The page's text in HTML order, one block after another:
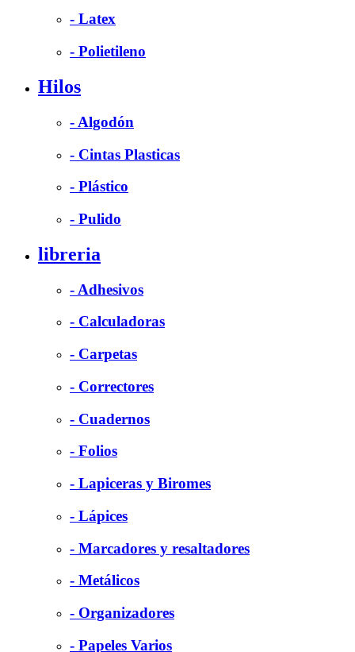
- Latex
- Polietileno
Hilos
- Algodón
- Cintas Plasticas
- Plástico
- Pulido
libreria
- Adhesivos
- Calculadoras
- Carpetas
- Correctores
- Cuadernos
- Folios
- Lapiceras y Biromes
- Lápices
- Marcadores y resaltadores
- Metálicos
- Organizadores
- Papeles Varios